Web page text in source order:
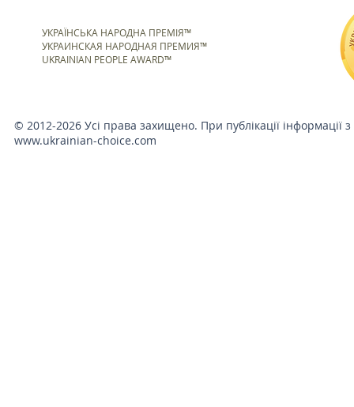
УКРАЇНСЬКА НАРОДНА ПРЕМІЯ™
УКРАИНСКАЯ НАРОДНАЯ ПРЕМИЯ™
UKRAINIAN PEOPLE AWARD™
© 2012-2026 Усі права захищено. При публікації інформації
www.ukrainian-choice.com